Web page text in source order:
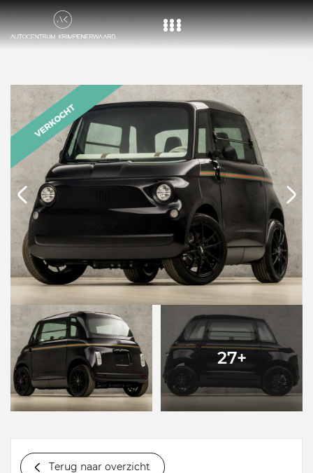
Aanbod
Diensten
Over ons
Vacature
Contact
27+
Terug naar overzicht